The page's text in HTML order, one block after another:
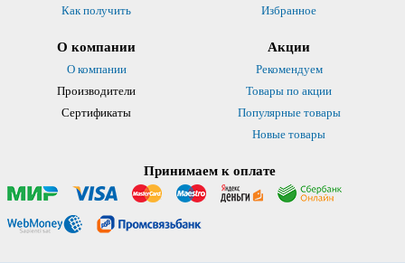
Как получить
Избранное
О компании
О компании
Производители
Сертификаты
Акции
Рекомендуем
Товары по акции
Популярные товары
Новые товары
Принимаем к оплате